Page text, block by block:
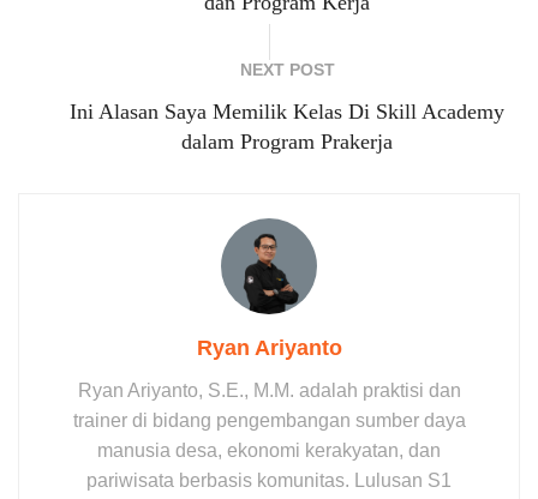
NEXT POST
Ini Alasan Saya Memilik Kelas Di Skill Academy
dalam Program Prakerja
Ryan Ariyanto
Ryan Ariyanto, S.E., M.M. adalah praktisi dan
trainer di bidang pengembangan sumber daya
manusia desa, ekonomi kerakyatan, dan
pariwisata berbasis komunitas. Lulusan S1